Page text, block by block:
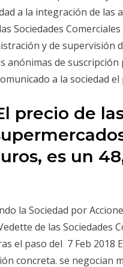
a la integración de las
Sociedades
y de supervisión
anónimas de
a la sociedad
precio de
es un
la Sociedad por
de las Sociedades
el paso del 7 Feb 2018
concreta. se negocian